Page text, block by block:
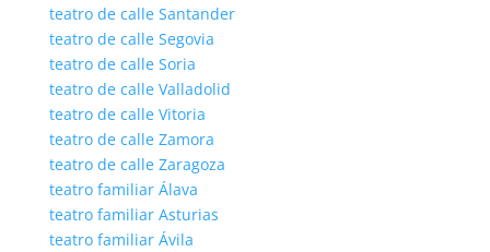
teatro de calle Santander
teatro de calle Segovia
teatro de calle Soria
teatro de calle Valladolid
teatro de calle Vitoria
teatro de calle Zamora
teatro de calle Zaragoza
teatro familiar Álava
teatro familiar Asturias
teatro familiar Ávila